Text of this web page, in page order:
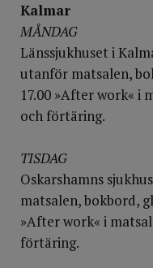
Kalmar
MÅNDAG
Länssjukhuset i
utanför matsalen,
17.00 »After work« i
och förtäring.
TISDAG
Oskarshamns
matsalen, bokbord,
»After work« i
förtäring.